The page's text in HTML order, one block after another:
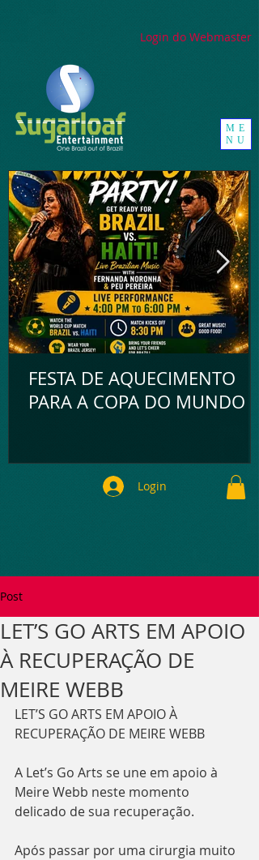
ME
NU
Login
FESTA DE AQUECIMENTO
PARA A COPA DO MUNDO
Login do Webmaster
Post
LET’S GO ARTS EM APOIO
À RECUPERAÇÃO DE
MEIRE WEBB
LET’S GO ARTS EM APOIO À
RECUPERAÇÃO DE MEIRE WEBB
A Let’s Go Arts se une em apoio à
Meire Webb neste momento
delicado de sua recuperação.
Após passar por uma cirurgia muito